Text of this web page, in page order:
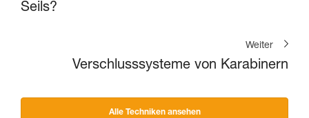
Seils?
Weiter
Verschlusssysteme von Karabinern
Alle Techniken ansehen